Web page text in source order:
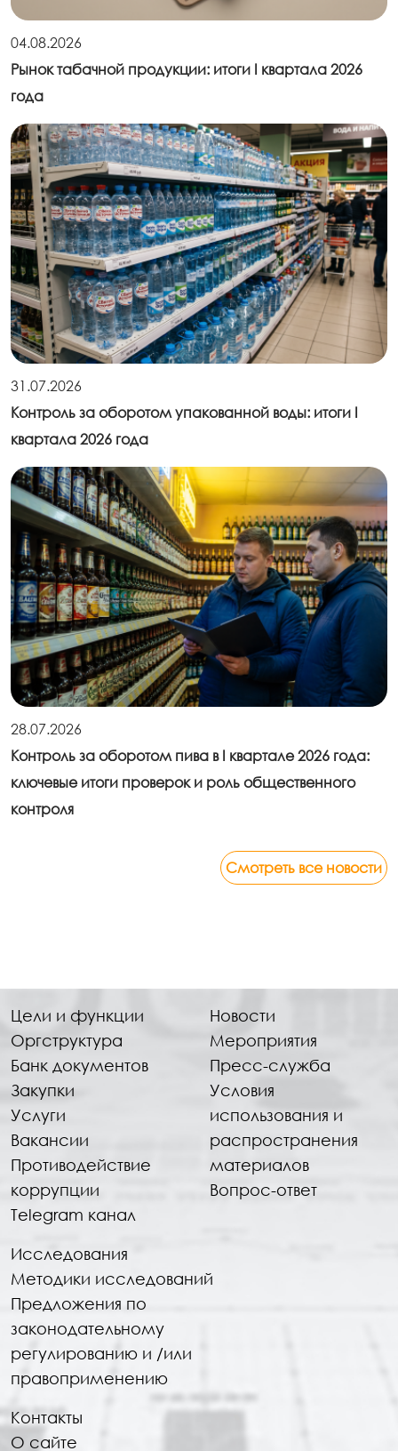
04.08.2026
Рынок табачной продукции: итоги I квартала 2026
года
31.07.2026
Контроль за оборотом упакованной воды: итоги I
квартала 2026 года
28.07.2026
Контроль за оборотом пива в I квартале 2026 года:
ключевые итоги проверок и роль общественного
контроля
Смотреть все новости
Цели и функции
Оргструктура
Банк документов
Закупки
Услуги
Вакансии
Противодействие
коррупции
Telegram канал
Новости
Мероприятия
Пресс-служба
Условия
использования и
распространения
материалов
Вопрос-ответ
Исследования
Методики исследований
Предложения по
законодательному
регулированию и /или
правоприменению
Контакты
О сайте